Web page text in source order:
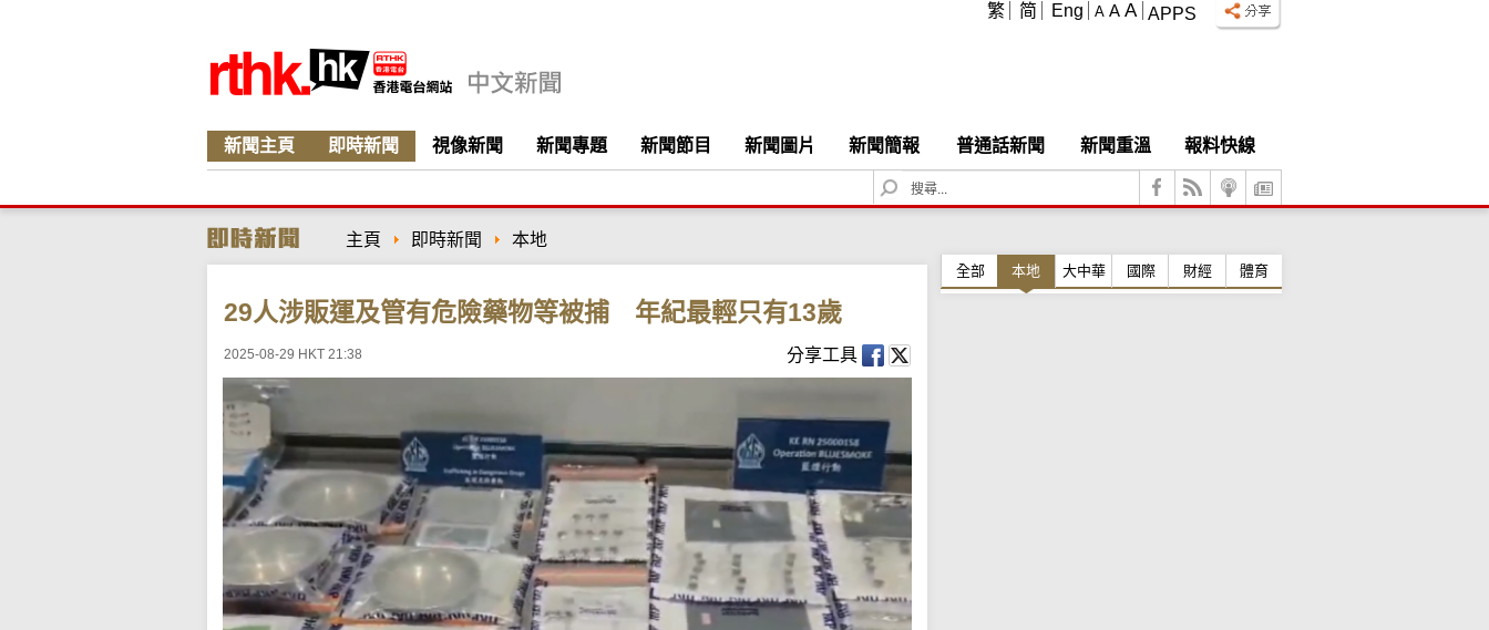
APPS
A A A
繁 简 Eng
新聞主頁 即時新聞 視像新聞 新聞專題 新聞節目 新聞圖片 新聞簡報 普通話新聞 新聞重溫
報料快線
S
e
c
主頁 即時新聞 本地
29人涉販運及管有危險藥物等被捕 年紀最輕只有13歲
2025-08-29 HKT 21:38 分享工具
全部 本地 大中華 國際 財經 體育